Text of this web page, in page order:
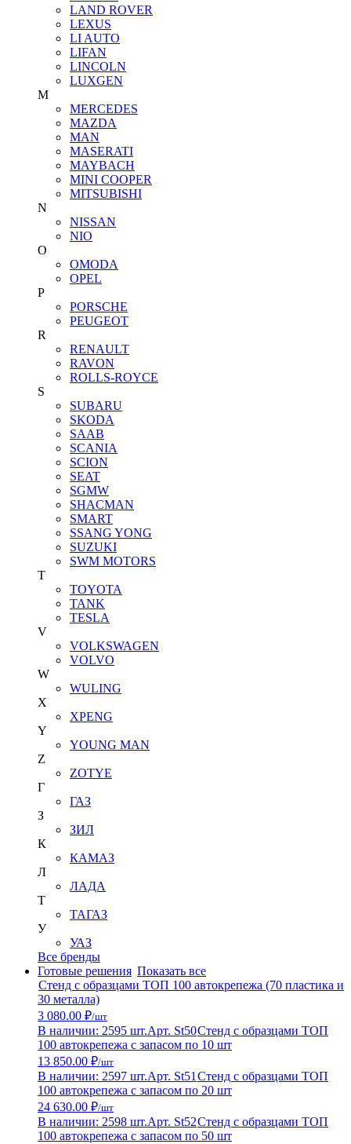
LAND ROVER
LEXUS
LI AUTO
LIFAN
LINCOLN
LUXGEN
M
MERCEDES
MAZDA
MAN
MASERATI
MAYBACH
MINI COOPER
MITSUBISHI
N
NISSAN
NIO
O
OMODA
OPEL
P
PORSCHE
PEUGEOT
R
RENAULT
RAVON
ROLLS-ROYCE
S
SUBARU
SKODA
SAAB
SCANIA
SCION
SEAT
SGMW
SHACMAN
SMART
SSANG YONG
SUZUKI
SWM MOTORS
T
TOYOTA
TANK
TESLA
V
VOLKSWAGEN
VOLVO
W
WULING
X
XPENG
Y
YOUNG MAN
Z
ZOTYE
Г
ГАЗ
З
ЗИЛ
К
КАМАЗ
Л
ЛАДА
Т
ТАГАЗ
У
УАЗ
Все бренды
Готовые решения Показать все
Стенд с образцами ТОП 100 автокрепежа (70 пластика и
30 металла)
3 080.00 ₽/шт
В наличии: 2595 шт.Арт. St50Стенд с образцами ТОП
100 автокрепежа с запасом по 10 шт
13 850.00 ₽/шт
В наличии: 2597 шт.Арт. St51 Стенд с образцами ТОП
100 автокрепежа с запасом по 20 шт
24 630.00 ₽/шт
В наличии: 2598 шт.Арт. St52Стенд с образцами ТОП
100 автокрепежа с запасом по 50 шт